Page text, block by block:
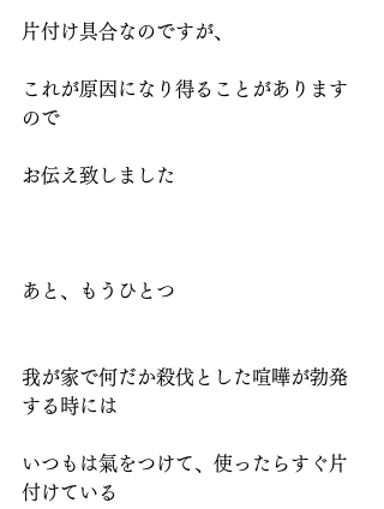
片付け具合なのですが、
これが原因になり得ることがあります
ので
お伝え致しました
あと、もうひとつ
我が家で何だか殺伐とした喧嘩が勃発
する時には
いつもは氣をつけて、使ったらすぐ片
付けている